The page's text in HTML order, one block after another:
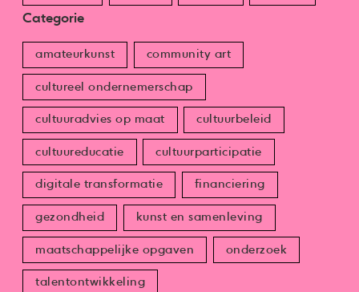
Categorie
amateurkunst community art
cultureel ondernemerschap
cultuuradvies op maat cultuurbeleid
cultuureducatie cultuurparticipatie
digitale transformatie financiering
gezondheid kunst en samenleving
maatschappelijke opgaven onderzoek
talentontwikkeling